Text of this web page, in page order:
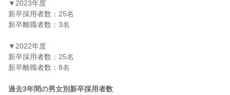
▼2023年度
新卒採用者数：25名
新卒離職者数：3名
▼2022年度
新卒採用者数：25名
新卒離職者数：8名
過去3年間の男女別新卒採用者数